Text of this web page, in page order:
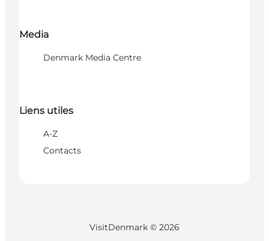
Media
Denmark Media Centre
Liens utiles
A-Z
Contacts
VisitDenmark © 2026